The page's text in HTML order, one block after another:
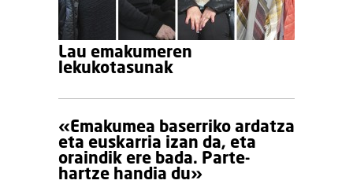
Lau emakumeren
lekukotasunak
«Emakumea baserriko ardatza
eta euskarria izan da, eta
oraindik ere bada. Parte-
hartze handia du»